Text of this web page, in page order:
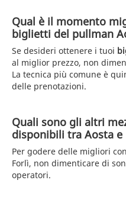
Qual è il momento
biglietti del pullman
Se desideri ottenere i tuoi
al miglior prezzo, non
La tecnica più comune è
delle prenotazioni.
Quali sono gli altri
disponibili tra Aosta e
Per godere delle migliori
Forlì, non dimenticare di
operatori.